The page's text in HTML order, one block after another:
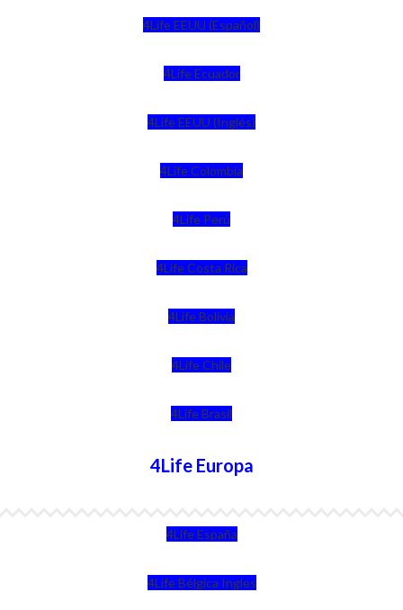
4Life EEUU (Español)
4Life Ecuador
4Life EEUU (Inglés)
4Life Colombia
4Life Perú
4Life Costa Rica
4Life Bolivia
4Life Chile
4Life Brasil
4Life Europa
4Life España
4Life Bélgica Ingles